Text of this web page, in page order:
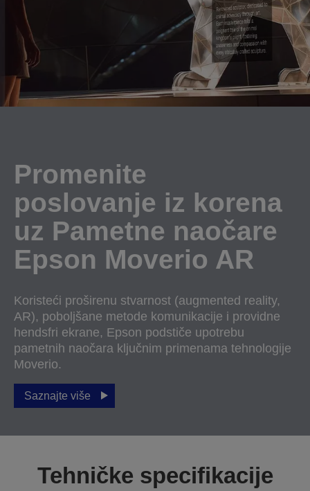
Promenite
poslovanje iz korena
uz Pametne naočare
Epson Moverio AR
Koristeći proširenu stvarnost (augmented reality,
AR), poboljšane metode komunikacije i providne
hendsfri ekrane, Epson podstiče upotrebu
pametnih naočara ključnim primenama tehnologije
Moverio.
Saznajte više
Tehničke specifikacije